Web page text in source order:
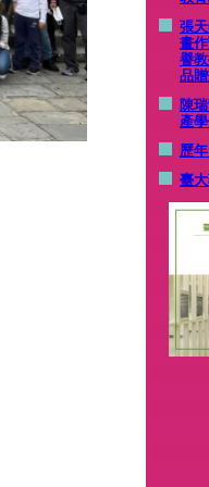
張
畫
譽
品
陳
產
歷
臺